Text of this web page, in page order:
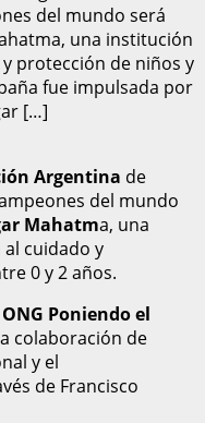
del mundo será
una institución
protección de niños y
fue impulsada por
[…]
Argentina de
del mundo
Mahatma, una
cuidado y
0 y 2 años.
ONG Poniendo el
colaboración de
y el
de Francisco